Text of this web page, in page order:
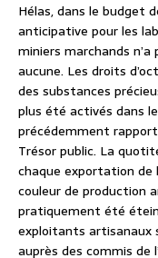
Hélas, dans le budget
anticipative pour les
miniers marchands
aucune. Les droits
des substances
plus été activés dans
précédemment
Trésor public. La
chaque exportation de
couleur de production
pratiquement été
exploitants artisanaux
auprès des commis de